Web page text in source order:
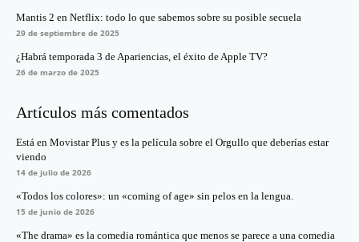
Mantis 2 en Netflix: todo lo que sabemos sobre su posible secuela
29 de septiembre de 2025
¿Habrá temporada 3 de Apariencias, el éxito de Apple TV?
26 de marzo de 2025
Artículos más comentados
Está en Movistar Plus y es la película sobre el Orgullo que deberías estar
viendo
14 de julio de 2026
«Todos los colores»: un «coming of age» sin pelos en la lengua.
15 de junio de 2026
«The drama» es la comedia romántica que menos se parece a una comedia